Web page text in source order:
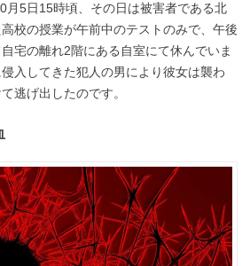
月5日15時頃、その日は被害者である北
校の授業が午前中のテストのみで、午後
宅の離れ2階にある自室にて休んでいま
入してきた犯人の男により彼女は襲わ
逃げ出したのです。